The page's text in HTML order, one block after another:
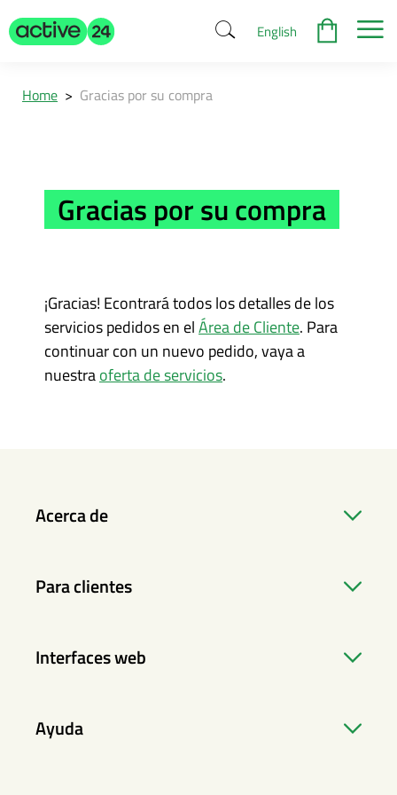
English
Home > Gracias por su compra
Gracias por su compra
¡Gracias! Econtrará todos los detalles de los
servicios pedidos en elÁrea de Cliente. Para
continuar con un nuevo pedido, vaya a
nuestraoferta de servicios.
Acerca de
Para clientes
Interfaces web
Ayuda